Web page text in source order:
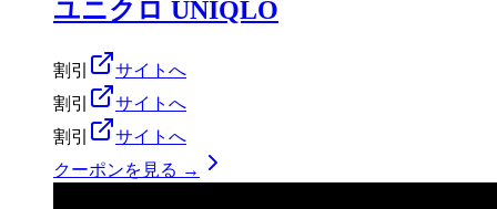
ユニクロ UNIQLO
割引
サイトへ
割引
サイトへ
割引
サイトへ
クーポンを見る →